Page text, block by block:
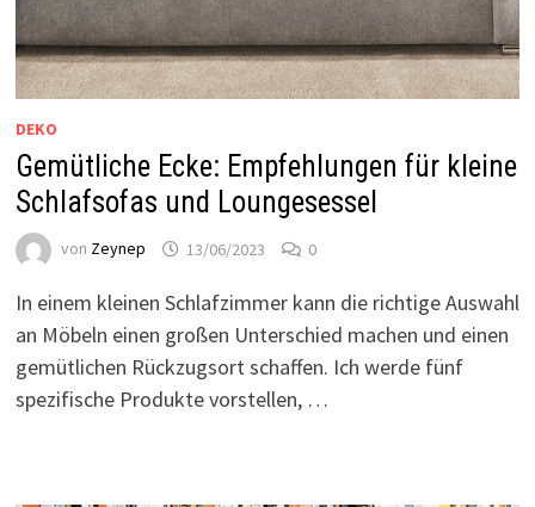
DEKO
Gemütliche Ecke: Empfehlungen für kleine
Schlafsofas und Loungesessel
von Zeynep 13/06/2023 0
In einem kleinen Schlafzimmer kann die richtige Auswahl
an Möbeln einen großen Unterschied machen und einen
gemütlichen Rückzugsort schaffen. Ich werde fünf
spezifische Produkte vorstellen, …